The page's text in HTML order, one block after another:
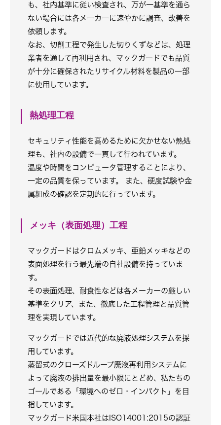
も、社内基準に従い検査され、万が一基準を通ら
ない場合には各メーカーに速やかに調査、改善を
依頼します。
なお、切削工程で発生した切りくずなどは、処理
業者を通して再利用され、マックガードでも品質
が十分に確保されたリサイクル材料を製品の一部
に使用しています。
熱処理工程
セキュリティ性能を高めるために欠かせない熱処
理も、社内の設備で一貫して行われています。
温度や時間をコンピュータ管理することにより、
一定の品質を保っています。 また、硬度試験や金
属組成の確認を定期的に行っています。
メッキ（表面処理）工程
マックガードはクロムメッキ、亜鉛メッキなどの
表面処理を行う最先端の自社設備を持っていま
す。
その表面処理、耐食性などは各メーカーの厳しい
基準をクリア、また、徹底した工程管理と品質管
理を実現しています。
マックガードでは近代的な廃液処理システムを採
用しています。
蒸留式のクローズドループ廃液再利用システムに
よって廃液の排出量を最小限にとどめ、私たちの
ゴールである「環境へのゼロ・インパクト」を目
指しています。
マックガード米国本社はISO14001:2015の認証